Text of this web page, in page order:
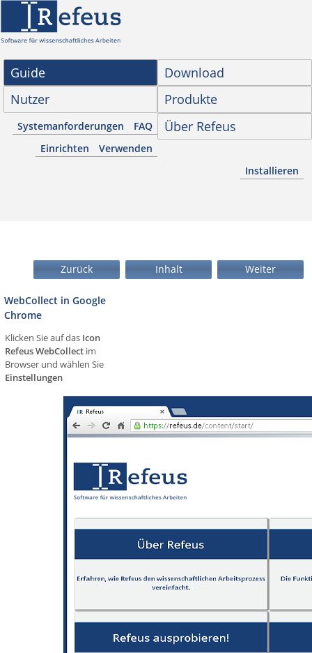
Download
Guide
Produkte
Nutzer
Über Refeus
FAQ
Systemanforderungen
Verwenden
Einrichten
Installieren
Weiter
Inhalt
Zurück
WebCollect in Google
Chrome
Klicken Sie auf das Icon
Refeus WebCollect im
Browser und wählen Sie
Einstellungen